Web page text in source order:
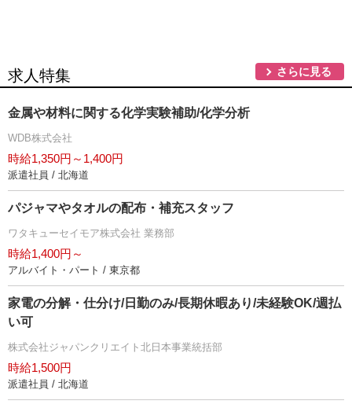
求人特集 さらに見る
金属や材料に関する化学実験補助/化学分析
WDB株式会社
時給1,350円～1,400円
派遣社員 / 北海道
パジャマやタオルの配布・補充スタッフ
ワタキューセイモア株式会社 業務部
時給1,400円～
アルバイト・パート / 東京都
家電の分解・仕分け/日勤のみ/長期休暇あり/未経験OK/週払
い可
株式会社ジャパンクリエイト北日本事業統括部
時給1,500円
派遣社員 / 北海道